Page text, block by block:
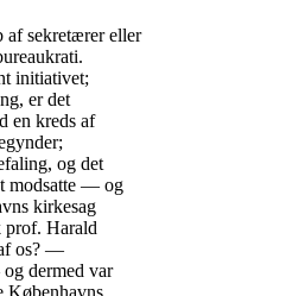
af sekretærer eller
initiativet;
er det
en kreds af
og det
modsatte — og
kirkesag
prof. Harald
os? —
dermed var
Københavns